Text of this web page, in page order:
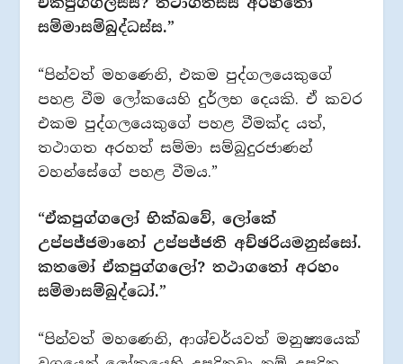
සම්මාසම්බුද්ධස්ස.”
“පින්වත් මහණෙනි, එකම පුද්ගලයෙකුගේ
පහළ වීම ලෝකයෙහි දුර්ලභ දෙයකි. ඒ කවර
එකම පුද්ගලයෙකුගේ පහළ වීමක්ද යත්,
තථාගත අරහත් සම්මා සම්බුදුරජාණන්
වහන්සේගේ පහළ වීමය.”
“ඒකපුග්ගලෝ භික්ඛවේ, ලෝකේ
උප්පජ්ජමානෝ උප්පජ්ජති අච්ඡරියමනුස්සෝ.
කතමෝ ඒකපුග්ගලෝ? තථාගතෝ අරහං
සම්මාසම්බුද්ධෝ.”
“පින්වත් මහණෙනි, ආශ්චර්යවත් මනුෂ්‍යයෙක්